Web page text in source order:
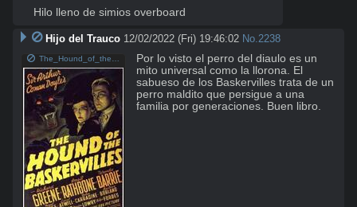
Hilo lleno de simios overboard
Hijo del Trauco 12/02/2022 (Fri) 19:46:02 No.2238
The_Hound_of_the_Baskervilles-136685322-mmed.jpg
Por lo visto el perro del diaulo es un
mito universal como la llorona. El
sabueso de los Baskervilles trata de un
perro maldito que persigue a una
familia por generaciones. Buen libro.